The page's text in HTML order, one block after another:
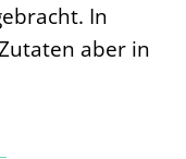
In
aber in